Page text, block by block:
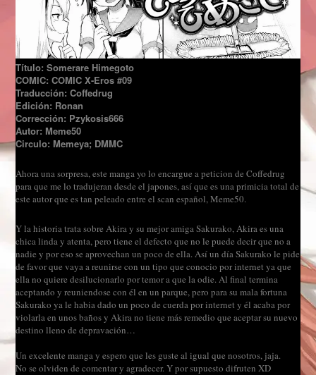
Título: Somerare Himegoto
COMIC: COMIC X-Eros #09
Traducción: Coffedrug
Edición: Ronan
Corrección: Pzykosis666
Autor: Meme50
Circulo: Memeya; DMMC
Ahora una sorpresa, este manga yo lo encargue a peticion de Coffedrug
para que me lo tradujeran desde el japones, así que es una primicia total de
este autor que es tan peleado entre el scan español, Meme50.
Y la historia trata sobre Akira y su mejor amiga Sakurako, Akira es una
chica linda y atenta, pero tiene el defecto que no le puede decir que no a
nadie y por eso se aprovechan un poco de ella. Así un día Sakurako le pide
de favor que vaya a reunirse con un tipo que conocio por internet ya que
ella no quiere desilucionarlo por temor a que la odie. Al final termina
aceptando y reuniendose con él en un parque, pero para su mala fortuna
Sakurako ya le habia dado un poco de cuerda por internet y él acaba por
violarla en unos baños y Akira no tiene más remedio que aceptar su nuevo
destino lleno de depravación…
Un excelente manga y espero que les guste al igual que nosotros, jaja.
No se olviden de comentar y agradecer. Y por supuesto difruten XD